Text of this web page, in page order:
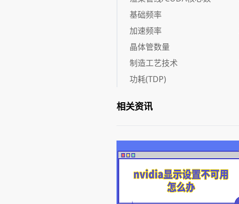
基础频率
加速频率
晶体管数量
制造工艺技术
功耗(TDP)
相关资讯